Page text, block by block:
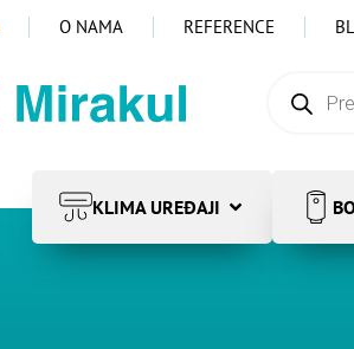
O NAMA REFERENCE
KLIMA UREĐAJI